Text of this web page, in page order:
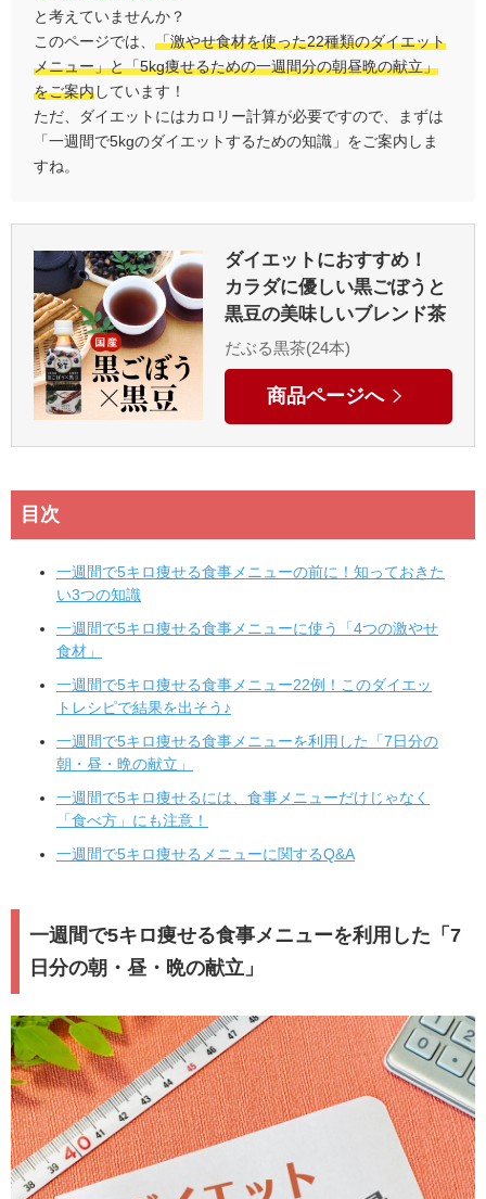
と考えていませんか？
このページでは、 「激やせ食材を使った22種類のダイエット
メニュー」と「5kg痩せるための一週間分の朝昼晩の献立」
をご案内しています！
ただ、ダイエットにはカロリー計算が必要ですので、まずは
「一週間で5kgのダイエットするための知識」をご案内しま
すね。
ダイエットにおすすめ！
カラダに優しい黒ごぼうと
黒豆の美味しいブレンド茶
だぶる黒茶(24本)
商品ページへ
目次
一週間で5キロ痩せる食事メニューの前に！知っておきた
い3つの知識
一週間で5キロ痩せる食事メニューに使う「4つの激やせ
食材」
一週間で5キロ痩せる食事メニュー22例！このダイエッ
トレシピで結果を出そう♪
一週間で5キロ痩せる食事メニューを利用した「7日分の
朝・昼・晩の献立」
一週間で5キロ痩せるには、食事メニューだけじゃなく
「食べ方」にも注意！
一週間で5キロ痩せるメニューに関するQ&A
一週間で5キロ痩せる食事メニューを利用した「7
日分の朝・昼・晩の献立」